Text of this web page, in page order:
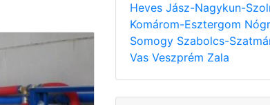
Heves Jász-Nagykun-
Komárom-Esztergom
Somogy Szabolcs-
Vas Veszprém Zala